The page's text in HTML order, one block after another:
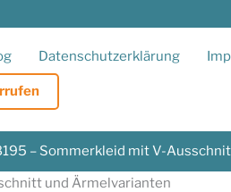
Datenschutzerklärung
– Sommerkleid mit V-
und Ärmelvarianten